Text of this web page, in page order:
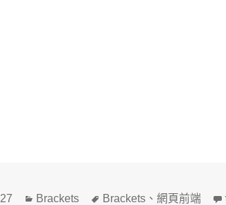
分
Brackets
標
Brackets 、網頁前端